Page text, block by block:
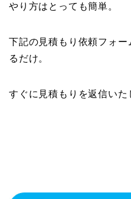
やり方はとっても簡単。
下記の見積もり依頼フォ
るだけ。
すぐに見積もりを返信いた